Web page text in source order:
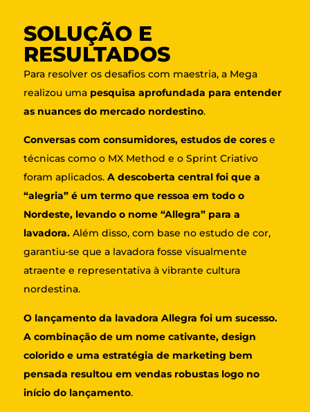
SOLUÇÃO E
RESULTADOS
Para resolver os desafios com maestria, a Mega
realizou uma pesquisa aprofundada para entender
as nuances do mercado nordestino.
Conversas com consumidores, estudos de corese
técnicas como o MX Method e o Sprint Criativo
foram aplicados. A descoberta central foi que a
“alegria” é um termo que ressoa em todo o
Nordeste, levando o nome “Allegra” para a
lavadora.Além disso, com base no estudo de cor,
garantiu-se que a lavadora fosse visualmente
atraente e representativa à vibrante cultura
nordestina.
O lançamento da lavadora Allegra foi um sucesso.
A combinação de um nome cativante, design
colorido e uma estratégia de marketing bem
pensada resultou em vendas robustas logo no
início do lançamento.